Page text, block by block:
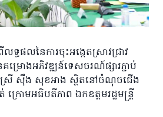
ទ្ធផលនៃការចុះអង្កេតស្រាវជ្រាវ
រោងអភិវឌ្ឍន៍ទេសចរណ៍ផ្សារភ្ជាប់
ស្រី ស៊ឹង សុខអាង ស្ថិតនៅចំណុចជើង
រោមអធិបតីភាព ឯកឧត្តមរដ្ឋមន្រ្តី